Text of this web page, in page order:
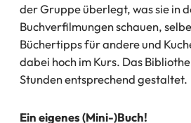
der Gruppe überlegt, was sie in
Buchverfilmungen schauen,
Büchertipps für andere und
dabei hoch im Kurs. Das
Stunden entsprechend gestaltet.
Ein eigenes (Mini-)Buch!